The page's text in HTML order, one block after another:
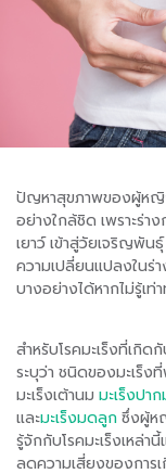
ปัญหาสุขภาพของผู้หญิง
อย่างใกล้ชิด เพราะร่
เยาว์ เข้าสู่วัยเจริญพัน
ความเปลี่ยนแปลงในร่
บางอย่างได้หากไม่รู้เท่
สำหรับโรคมะเร็งที่เกิ
ระบุว่า ชนิดของมะเร็
มะเร็งเต้านม มะเร็งปา
และมะเร็งมดลูก ซึ่งผู้ห
รู้จักกับโรคมะเร็งเหล่า
ลดความเสี่ยงของการ